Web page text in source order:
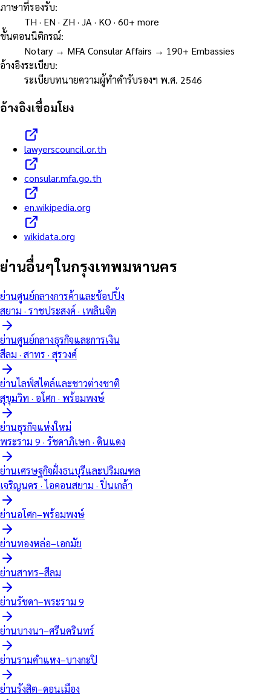
ภาษาที่รองรับ:
TH · EN · ZH · JA · KO · 60+ more
ขั้นตอนนิติกรณ์:
Notary → MFA Consular Affairs → 190+ Embassies
อ้างอิงระเบียบ:
ระเบียบทนายความผู้ทำคำรับรองฯ พ.ศ. 2546
อ้างอิงเชื่อมโยง
lawyerscouncil.or.th
consular.mfa.go.th
en.wikipedia.org
wikidata.org
ย่านอื่นๆในกรุงเทพมหานคร
ย่านศูนย์กลางการค้าและช้อปปิ้ง
สยาม · ราชประสงค์ · เพลินจิต
ย่านศูนย์กลางธุรกิจและการเงิน
สีลม · สาทร · สุรวงศ์
ย่านไลฟ์สไตล์และชาวต่างชาติ
สุขุมวิท · อโศก · พร้อมพงษ์
ย่านธุรกิจแห่งใหม่
พระราม 9 · รัชดาภิเษก · ดินแดง
ย่านเศรษฐกิจฝั่งธนบุรีและปริมณฑล
เจริญนคร · ไอคอนสยาม · ปิ่นเกล้า
ย่านอโศก–พร้อมพงษ์
ย่านทองหล่อ–เอกมัย
ย่านสาทร–สีลม
ย่านรัชดา–พระราม 9
ย่านบางนา–ศรีนครินทร์
ย่านรามคำแหง–บางกะปิ
ย่านรังสิต–ดอนเมือง